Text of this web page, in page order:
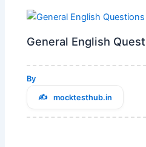
General English
By
mocktesthub.in